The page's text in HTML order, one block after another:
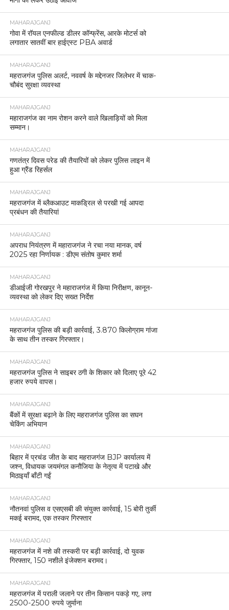
महराजगंज में बिना पासपोर्ट और वीज़ा के भारत में प्रवेश कर
रही चीनी महिला गिरफ्तार
महराजगंज में सभी थानों पर आयोजित हुआ थाना समाधान
दिवस, 61 में से 10 मामलों का मौके पर निस्तारण
महराजगंज पुलिस ने गैंगेस्टर एक्ट के तहत बड़ी कार्रवाई करते
हुए थाना सिन्दुरिया क्षेत्र में सक्रिय एक गिरोह के खिलाफ
मुकदमा दर्ज किया है। यह कार्रवाई 8 जनवरी 2026 को की
गई।
MAHARAJGANJ
महराजगंज पुलिस की बड़ी सफलता 20 लाख की साइबर ठगी
की रकम पीड़ित को वापस दिलाई।
MAHARAJGANJ
महराजगंज भाजपा जिलामंत्री का कथित वीडियो वायरल, जांच
की मांग तेज।
MAHARAJGANJ
बाल विकास परियोजना विभाग मिठौरा में मुख्य सेविका माधुरी
देवी का सेवानिवृत्ति सम्मान समारोह आयोजित।
MAHARAJGANJ
महराजगंज में पुलिस की दो बड़ी कार्यवाहियां, तस्करी और चोरी
के मामलों में आरोपी गिरफ्तार
BREAKING NEWS
महराजगंज महिला जिला अस्पताल बना कमीशनखोरी का
अड्डा, दवाइयों के साथ जांचें भी बाहर से
रुपये चोरी के मामले का किया खुलासा, मुख्य अभियुक्त
गिरफ्तार
महराजगंज जनपद के थाना श्यामदेउरवां क्षेत्र में ऑनलाइन
जुआ खिलाने और उसका आयोजन करने वालों के खिलाफ
पुलिस ने सख्त कार्रवाई की है।
कुदरत का करिश्मा या तक़दीर का खेल, महराजगंज में जन्मे
पेट से जुड़े जुड़वा बच्चे, सफल ऑपरेशन के बाद मां-बच्चे
स्वस्थ।
MAHARAJGANJ
दक्षिणी चौक रेंज में अवैध सागौन कटान का खुलासा, 45 बोटा
लकड़ी बरामद, ठेकेदार पर मुकदमा
MAHARAJGANJ
निचलौल–चौक मार्ग पर सड़क किनारे पानी में युवक का शव
और बाइक मिलने से हड़कंप।